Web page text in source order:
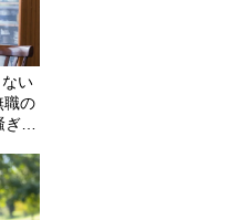
い
職の
。